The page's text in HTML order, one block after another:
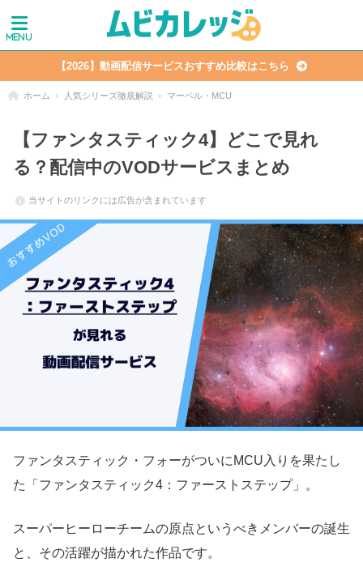
【2026】動画配信サービスおすすめ比較はこちら
ホーム 人気シリーズ徹底解説 マーベル・MCU
【ファンタスティック4】どこで見れ
る？配信中のVODサービスまとめ
当サイトのリンクには広告が含まれています
ファンタスティック・フォーがついにMCU入りを果たし
た「ファンタスティック4：ファーストステップ」。
スーパーヒーローチームの原点というべきメンバーの誕生
と、その活躍が描かれた作品です。